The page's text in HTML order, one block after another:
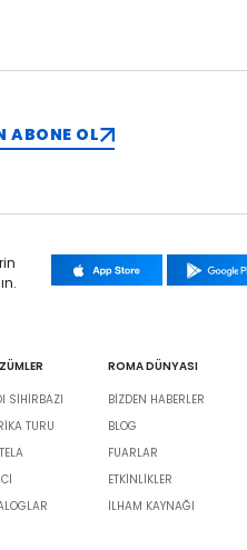
ABONE OL
SİHİRBAZI
TURU
ROMA DÜNYASI
BIZDEN HABERLER
BLOG
FUARLAR
ETKINLIKLER
İLHAM KAYNAĞI